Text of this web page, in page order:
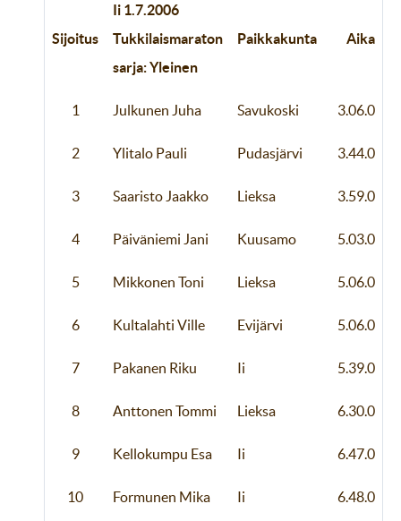
Sijoitus
Ii 1.7.2006
Tukkilaismaraton
sarja: Yleinen
Paikkakunta Aika
1 Julkunen Juha Savukoski 3.06.0
2 Ylitalo Pauli Pudasjärvi 3.44.0
3 Saaristo Jaakko Lieksa 3.59.0
4 Päiväniemi Jani Kuusamo 5.03.0
5 Mikkonen Toni Lieksa 5.06.0
6 Kultalahti Ville Evijärvi 5.06.0
7 Pakanen Riku Ii 5.39.0
8 Anttonen Tommi Lieksa 6.30.0
9 Kellokumpu Esa Ii 6.47.0
10 Formunen Mika Ii 6.48.0